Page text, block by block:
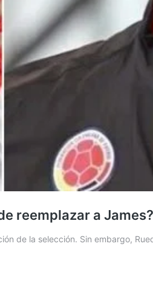
reemplazar a James?
de la selección. Sin embargo,